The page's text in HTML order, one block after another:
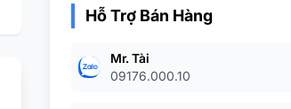
Hỗ Trợ Bán Hàng
Mr. Tài
09176.000.10